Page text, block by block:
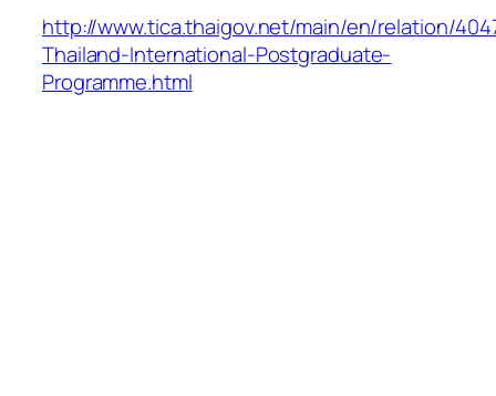
http://www.tica.thaigov.net/main/en/relation/
Thailand-International-Postgraduate-
Programme.html